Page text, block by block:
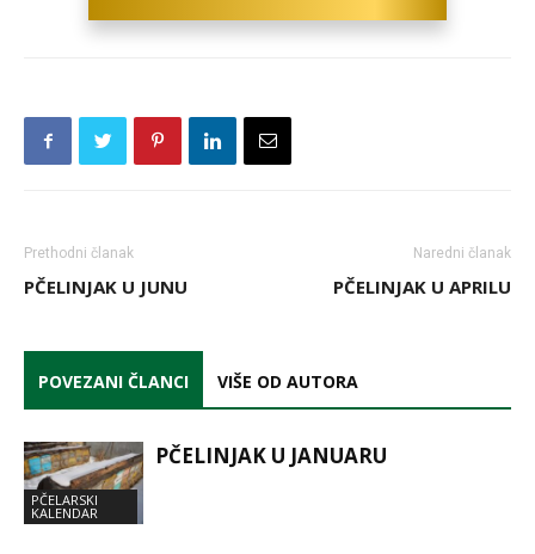
Prethodni članak
PČELINJAK U JUNU
Naredni članak
PČELINJAK U APRILU
POVEZANI ČLANCI VIŠE OD AUTORA
PČELARSKI
KALENDAR
PČELINJAK U JANUARU